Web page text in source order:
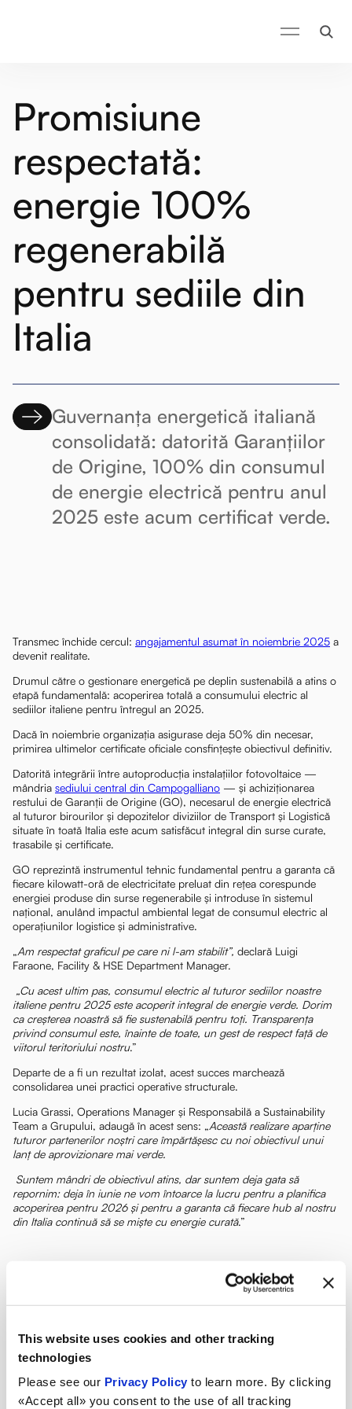
This website uses cookies and other tracking
technologies
Please see our Privacy Policy to learn more. By clicking
«Accept all» you consent to the use of all tracking
Promisiune
respectată:
energie 100%
regenerabilă
pentru sediile din
Italia
Guvernanța energetică italiană
consolidată: datorită Garanțiilor
de Origine, 100% din consumul
de energie electrică pentru anul
2025 este acum certificat verde.
Transmec închide cercul: angajamentul asumat în noiembrie 2025 a
devenit realitate.
Drumul către o gestionare energetică pe deplin sustenabilă a atins o
etapă fundamentală: acoperirea totală a consumului electric al
sediilor italiene pentru întregul an 2025.
Dacă în noiembrie organizația asigurase deja 50% din necesar,
primirea ultimelor certificate oficiale consfințește obiectivul definitiv.
Datorită integrării între autoproducția instalațiilor fotovoltaice —
mândria sediului central din Campogalliano — și achiziționarea
restului de Garanții de Origine (GO), necesarul de energie electrică
al tuturor birourilor și depozitelor diviziilor de Transport și Logistică
situate în toată Italia este acum satisfăcut integral din surse curate,
trasabile și certificate.
GO reprezintă instrumentul tehnic fundamental pentru a garanta că
fiecare kilowatt-oră de electricitate preluat din rețea corespunde
energiei produse din surse regenerabile și introduse în sistemul
național, anulând impactul ambiental legat de consumul electric al
operațiunilor logistice și administrative.
„Am respectat graficul pe care ni l-am stabilit”, declară Luigi
Faraone, Facility & HSE Department Manager.
„Cu acest ultim pas, consumul electric al tuturor sediilor noastre
italiene pentru 2025 este acoperit integral de energie verde. Dorim
ca creșterea noastră să fie sustenabilă pentru toți. Transparența
privind consumul este, înainte de toate, un gest de respect față de
viitorul teritoriului nostru.”
Departe de a fi un rezultat izolat, acest succes marchează
consolidarea unei practici operative structurale.
Lucia Grassi, Operations Manager și Responsabilă a Sustainability
Team a Grupului, adaugă în acest sens: „Această realizare aparține
tuturor partenerilor noștri care împărtășesc cu noi obiectivul unui
lanț de aprovizionare mai verde.
Suntem mândri de obiectivul atins, dar suntem deja gata să
repornim: deja în iunie ne vom întoarce la lucru pentru a planifica
acoperirea pentru 2026 și pentru a garanta că fiecare hub al nostru
din Italia continuă să se miște cu energie curată.”